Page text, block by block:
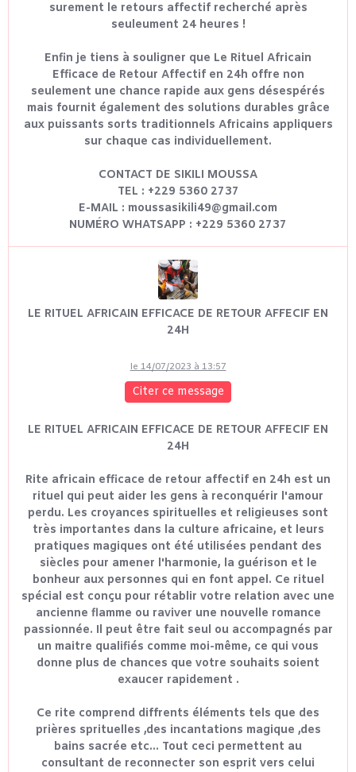
surement le retours affectif recherché après
seuleument 24 heures !
Enfin je tiens à souligner que Le Rituel Africain
Efficace de Retour Affectif en 24h offre non
seulement une chance rapide aux gens désespérés
mais fournit également des solutions durables grâce
aux puissants sorts traditionnels Africains appliquers
sur chaque cas individuellement.
CONTACT DE SIKILI MOUSSA
TEL : +229 5360 2737
E-MAIL : moussasikili49@gmail.com
NUMÉRO WHATSAPP : +229 5360 2737
LE RITUEL AFRICAIN EFFICACE DE RETOUR AFFECIF EN
24H
le 14/07/2023 à 13:57
Citer ce message
LE RITUEL AFRICAIN EFFICACE DE RETOUR AFFECIF EN
24H
Rite africain efficace de retour affectif en 24h est un
rituel qui peut aider les gens à reconquérir l'amour
perdu. Les croyances spirituelles et religieuses sont
très importantes dans la culture africaine, et leurs
pratiques magiques ont été utilisées pendant des
siècles pour amener l'harmonie, la guérison et le
bonheur aux personnes qui en font appel. Ce rituel
spécial est conçu pour rétablir votre relation avec une
ancienne flamme ou raviver une nouvelle romance
passionnée. Il peut être fait seul ou accompagnés par
un maitre qualifiés comme moi-même, ce qui vous
donne plus de chances que votre souhaits soient
exaucer rapidement .
Ce rite comprend diffrents éléments tels que des
prières sprituelles ,des incantations magique ,des
bains sacrée etc... Tout ceci permettent au
consultant de reconnecter son esprit vers celui